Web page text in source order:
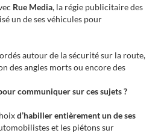
Rue Media, la régie publicitaire des
un de ses véhicules pour
autour de la sécurité sur la route,
des angles morts ou encore des
communiquer sur ces sujets ?
d’habiller entièrement un de ses
et les piétons sur